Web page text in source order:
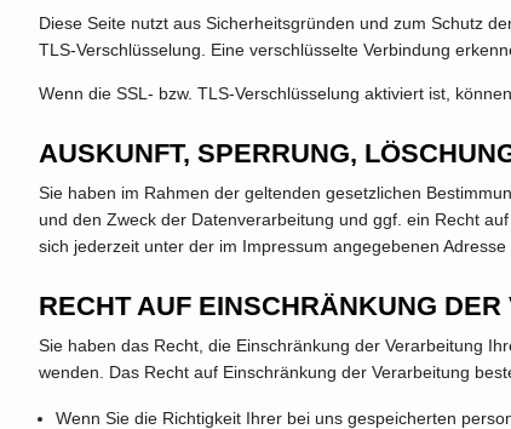
Diese Seite nutzt aus Sicherheitsgründen und zum Schutz
TLS-Verschlüsselung. Eine verschlüsselte Verbindung
Wenn die SSL- bzw. TLS-Verschlüsselung aktiviert ist,
AUSKUNFT, SPERRUNG,
Sie haben im Rahmen der geltenden gesetzlichen
und den Zweck der Datenverarbeitung und ggf. ein Recht
sich jederzeit unter der im Impressum angegebenen Adresse
RECHT AUF EINSCHRÄNKUNG
Sie haben das Recht, die Einschränkung der Verarbeitung
wenden. Das Recht auf Einschränkung der Verarbeitung
Wenn Sie die Richtigkeit Ihrer bei uns gespeicherten